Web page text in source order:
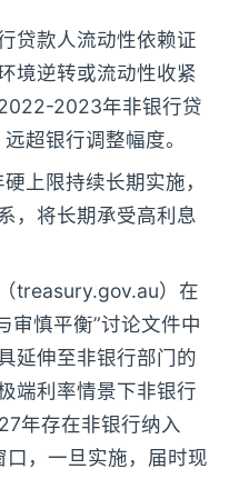
贷款人流动性依赖证
境逆转或流动性收紧
2023年非银行贷
超银行调整幅度。
上限持续长期实施，
，将长期承受高利息
treasury.gov.au）在
审慎平衡”讨论文件中
延伸至非银行部门的
端利率情景下非银行
年存在非银行纳入
口，一旦实施，届时现